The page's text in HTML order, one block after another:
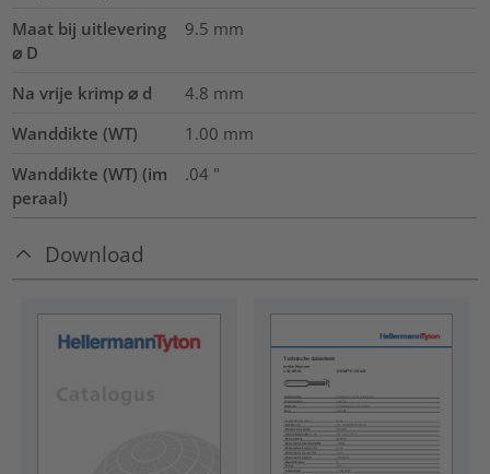
Maat bij uitlevering
⌀ D
9.5 mm
Na vrije krimp ⌀ d 4.8 mm
Wanddikte (WT)
1.00 mm
Wanddikte (WT) (im
peraal)
.04 "
Download